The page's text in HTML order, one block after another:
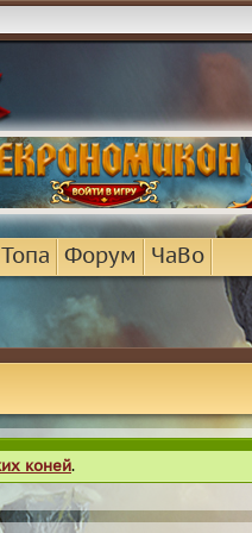
Форум ЧаВо
коней.